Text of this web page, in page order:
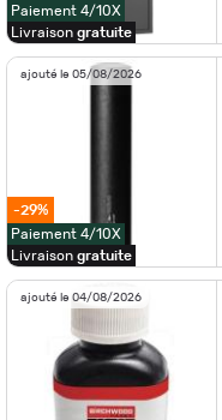
Paiement 4/10X
Livraison gratuite
ajouté le 05/08/2026
-29%
Paiement 4/10X
Livraison gratuite
ajouté le 04/08/2026